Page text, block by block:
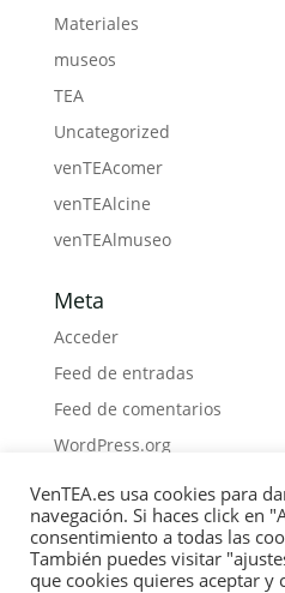
Materiales
museos
TEA
Uncategorized
venTEAcomer
venTEAlcine
venTEAlmuseo
Meta
Acceder
Feed de entradas
Feed de comentarios
WordPress.org
Política de Cookies
Medios
Contacto
VenTEA.es usa cookies para
navegación. Si haces click en
consentimiento a todas las
También puedes visitar
que cookies quieres aceptar y